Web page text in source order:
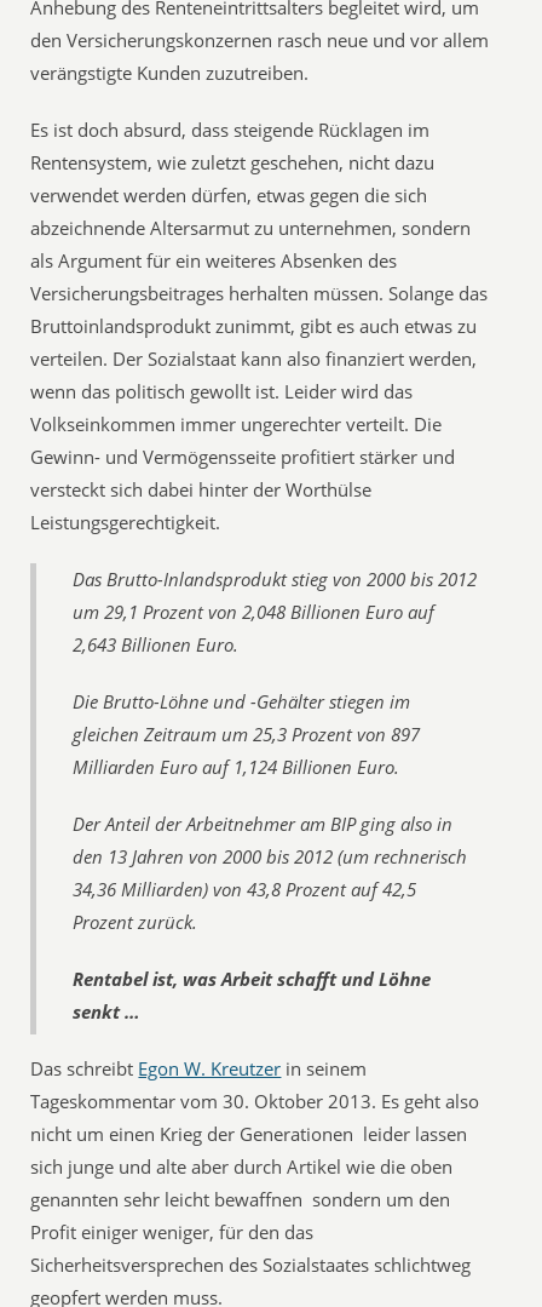
Anhebung des Renteneintrittsalters begleitet wird, um
den Versicherungskonzernen rasch neue und vor allem
verängstigte Kunden zuzutreiben.
Es ist doch absurd, dass steigende Rücklagen im
Rentensystem, wie zuletzt geschehen, nicht dazu
verwendet werden dürfen, etwas gegen die sich
abzeichnende Altersarmut zu unternehmen, sondern
als Argument für ein weiteres Absenken des
Versicherungsbeitrages herhalten müssen. Solange das
Bruttoinlandsprodukt zunimmt, gibt es auch etwas zu
verteilen. Der Sozialstaat kann also finanziert werden,
wenn das politisch gewollt ist. Leider wird das
Volkseinkommen immer ungerechter verteilt. Die
Gewinn- und Vermögensseite profitiert stärker und
versteckt sich dabei hinter der Worthülse
Leistungsgerechtigkeit.
Das Brutto-Inlandsprodukt stieg von 2000 bis 2012
um 29,1 Prozent von 2,048 Billionen Euro auf
2,643 Billionen Euro.
Die Brutto-Löhne und -Gehälter stiegen im
gleichen Zeitraum um 25,3 Prozent von 897
Milliarden Euro auf 1,124 Billionen Euro.
Der Anteil der Arbeitnehmer am BIP ging also in
den 13 Jahren von 2000 bis 2012 (um rechnerisch
34,36 Milliarden) von 43,8 Prozent auf 42,5
Prozent zurück.
Rentabel ist, was Arbeit schafft und Löhne
senkt …
Das schreibt Egon W. Kreutzer in seinem
Tageskommentar vom 30. Oktober 2013. Es geht also
nicht um einen Krieg der Generationen  leider lassen
sich junge und alte aber durch Artikel wie die oben
genannten sehr leicht bewaffnen  sondern um den
Profit einiger weniger, für den das
Sicherheitsversprechen des Sozialstaates schlichtweg
geopfert werden muss.